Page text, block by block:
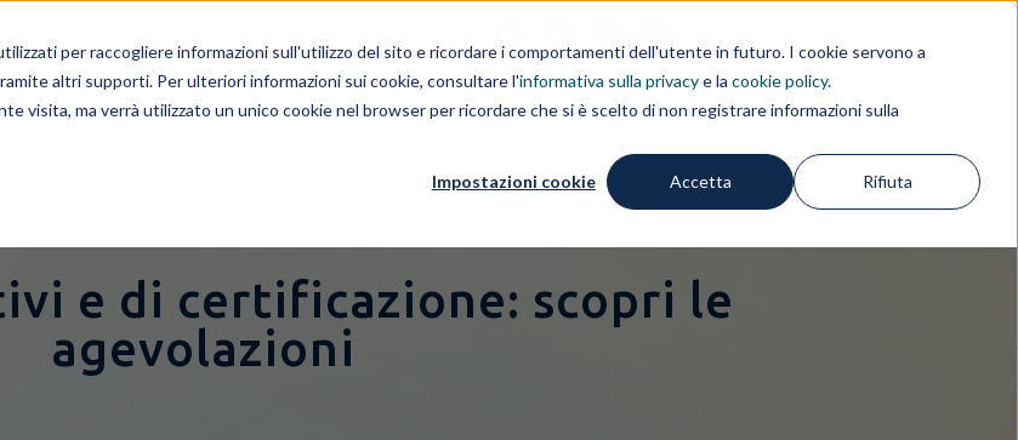
per raccogliere informazioni sull'utilizzo del sito e ricordare i comportamenti dell'utente in futuro. I cookie servono a
altri supporti. Per ulteriori informazioni sui cookie, consultare l'informativa sulla privacye la cookie policy.
visita, ma verrà utilizzato un unico cookie nel browser per ricordare che si è scelto di non registrare informazioni sulla
Impostazioni cookie Accetta Rifiuta
AZIENDA PEOPLE SERVIZI FREE IP TOOLS APPROFONDIMENTI
e di certificazione: scopri le
agevolazioni